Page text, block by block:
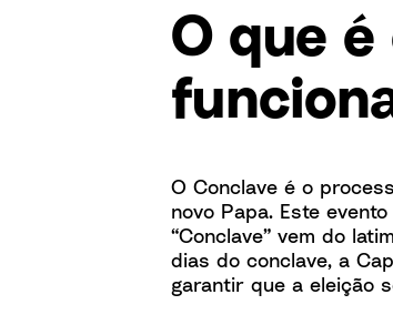
O que
O Conclave é o
novo Papa. Este
“Conclave” vem do latim
dias do conclave, a
garantir que a eleição